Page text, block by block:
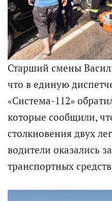
Старший смены
что в единую
«Система-112»
которые сообщили,
столкновения двух
водители оказались
транспортных